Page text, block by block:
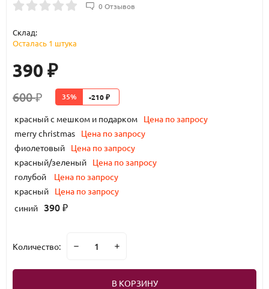
0 Отзывов
Склад:
Осталась 1 штука
390 ₽
600₽ 35% -210 ₽
красный с мешком и подарком
Цена по запросу
merry christmas
Цена по запросу
фиолетовый
Цена по запросу
красный/зеленый
Цена по запросу
голубой
Цена по запросу
красный
Цена по запросу
синий 390 ₽
Количество:
В КОРЗИНУ